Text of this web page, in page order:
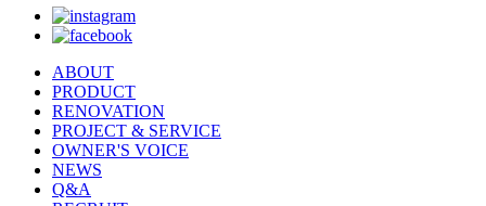
ABOUT
PRODUCT
RENOVATION
PROJECT & SERVICE
OWNER'S VOICE
NEWS
Q&A